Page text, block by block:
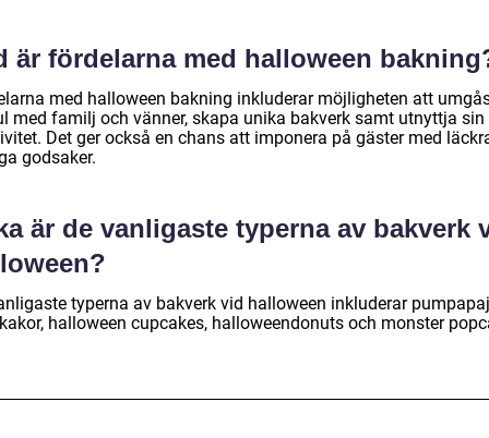
är fördelarna med halloween
med halloween bakning inkluderar möjligheten att
med familj och vänner, skapa unika bakverk samt utnyttja sin
Det ger också en chans att imponera på gäster med
godsaker.
är de vanligaste typerna av bakverk
typerna av bakverk vid halloween inkluderar
halloween cupcakes, halloweendonuts och monster